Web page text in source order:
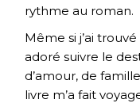
rythme au roman.
Même si j’ai
adoré suivre le
d’amour, de
livre m’a fait